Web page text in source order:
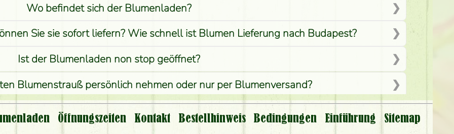
Wo befindet sich der Blumenladen?
Sie sie sofort liefern? Wie schnell ist Blumen Lieferung nach Budapest?
Ist der Blumenladen non stop geöffnet?
Blumenstrauß persönlich nehmen oder nur per Blumenversand?
eine Bestellung für ländliche Gebiete möglich?
Öffnungszeiten Kontakt Bestellhinweis Bedingungen Einführung
Sitemap